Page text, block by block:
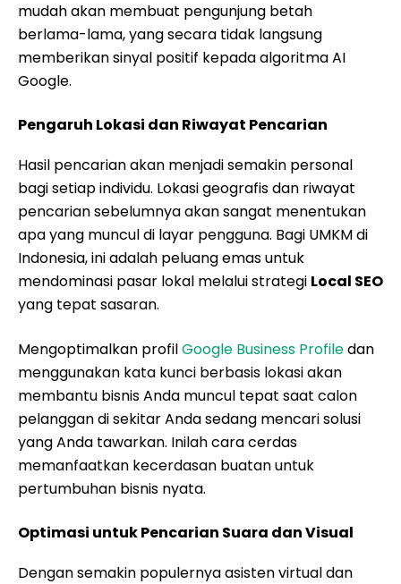
mudah akan membuat pengunjung betah
berlama-lama, yang secara tidak langsung
memberikan sinyal positif kepada algoritma AI
Google.
Pengaruh Lokasi dan Riwayat Pencarian
Hasil pencarian akan menjadi semakin personal
bagi setiap individu. Lokasi geografis dan riwayat
pencarian sebelumnya akan sangat menentukan
apa yang muncul di layar pengguna. Bagi UMKM di
Indonesia, ini adalah peluang emas untuk
mendominasi pasar lokal melalui strategi Local SEO
yang tepat sasaran.
Mengoptimalkan profilGoogle Business Profiledan
menggunakan kata kunci berbasis lokasi akan
membantu bisnis Anda muncul tepat saat calon
pelanggan di sekitar Anda sedang mencari solusi
yang Anda tawarkan. Inilah cara cerdas
memanfaatkan kecerdasan buatan untuk
pertumbuhan bisnis nyata.
Optimasi untuk Pencarian Suara dan Visual
Dengan semakin populernya asisten virtual dan